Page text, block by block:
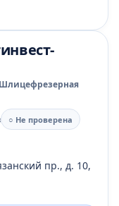
○ Не проверена
пр., д. 10,